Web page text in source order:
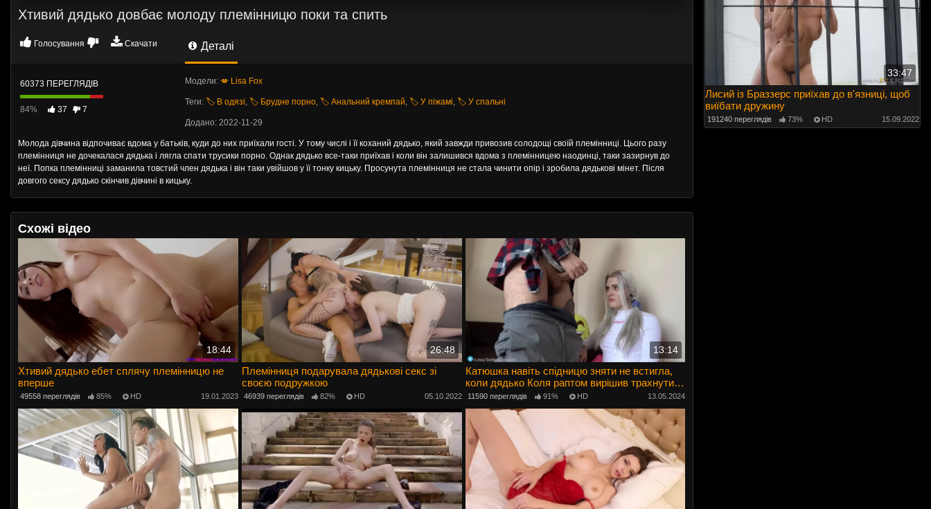
Хтивий дядько довбає молоду племінницю поки та спить
Голосування Скачати Деталі
60373 ПЕРЕГЛЯДІВ
84% 37 7
Модели: 💋 Lisa Fox
Теги: 🏷️ В одязі, 🏷️ Брудне порно, 🏷️ Анальний кремпай, 🏷️ У піжамі, 🏷️ У спальні
Додано: 2022-11-29
Молода дівчина відпочиває вдома у батьків, куди до них приїхали гості. У тому числі і її коханий дядько, який завжди привозив солодощі своїй племінниці. Цього разу
племінниця не дочекалася дядька і лягла спати трусики порно. Однак дядько все-таки приїхав і коли він залишився вдома з племінницею наодинці, таки зазирнув до
неї. Попка племінниці заманила товстий член дядька і він таки увійшов у її тонку кицьку. Просунута племінниця не стала чинити опір і зробила дядькові мінет. Після
довгого сексу дядько скінчив дівчині в кицьку.
Схожі відео
18:44
Хтивий дядько ебет сплячу племінницю не
вперше
49558 переглядів 85% HD 19.01.2023
26:48
Племінниця подарувала дядькові секс зі
своєю подружкою
46939 переглядів 82% HD 05.10.2022
13:14
Катюшка навіть спідницю зняти не встигла,
коли дядько Коля раптом вирішив трахнути її
в анал!
11590 переглядів 91% HD 13.05.2024
33:47
Лисий із Браззерс приїхав до в'язниці, щоб
виїбати дружину
191240 переглядів 73% HD 15.09.2022